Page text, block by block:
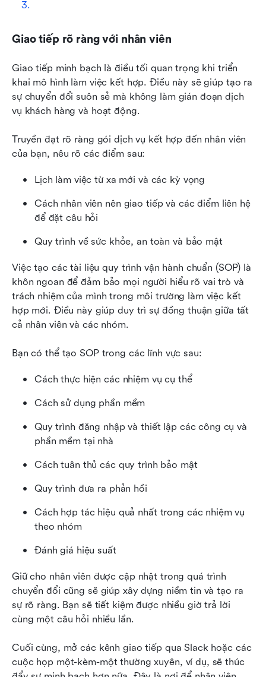
Giao tiếp rõ ràng với nhân viên
Giao tiếp minh bạch là điều tối quan trọng khi triển
khai mô hình làm việc kết hợp. Điều này sẽ giúp tạo ra
sự chuyển đổi suôn sẻ mà không làm gián đoạn dịch
vụ khách hàng và hoạt động.
Truyền đạt rõ ràng gói dịch vụ kết hợp đến nhân viên
của bạn, nêu rõ các điểm sau:
Lịch làm việc từ xa mới và các kỳ vọng
Cách nhân viên nên giao tiếp và các điểm liên hệ
để đặt câu hỏi
Quy trình về sức khỏe, an toàn và bảo mật
Việc tạo các tài liệu quy trình vận hành chuẩn (SOP) là
khôn ngoan để đảm bảo mọi người hiểu rõ vai trò và
trách nhiệm của mình trong môi trường làm việc kết
hợp mới. Điều này giúp duy trì sự đồng thuận giữa tất
cả nhân viên và các nhóm.
Bạn có thể tạo SOP trong các lĩnh vực sau:
Cách thực hiện các nhiệm vụ cụ thể
Cách sử dụng phần mềm
Quy trình đăng nhập và thiết lập các công cụ và
phần mềm tại nhà
Cách tuân thủ các quy trình bảo mật
Quy trình đưa ra phản hồi
Cách hợp tác hiệu quả nhất trong các nhiệm vụ
theo nhóm
Đánh giá hiệu suất
Giữ cho nhân viên được cập nhật trong quá trình
chuyển đổi cũng sẽ giúp xây dựng niềm tin và tạo ra
sự rõ ràng. Bạn sẽ tiết kiệm được nhiều giờ trả lời
cùng một câu hỏi nhiều lần.
Cuối cùng, mở các kênh giao tiếp qua Slack hoặc các
cuộc họp một-kèm-một thường xuyên, ví dụ, sẽ thúc